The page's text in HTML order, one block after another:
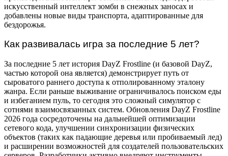
искусственный интеллект зомби в снежных заносах и
добавлены новые виды транспорта, адаптированные для
бездорожья.
Как развивалась игра за последние 5 лет?
За последние 5 лет история DayZ Frostline (и базовой DayZ,
частью которой она является) демонстрирует путь от
сыроватого раннего доступа к отполированному эталону
жанра. Если раньше выживание ограничивалось поиском еды
и избеганием пуль, то сегодня это сложный симулятор с
сотнями взаимосвязанных систем. Обновления DayZ Frostline
2026 года сосредоточены на дальнейшей оптимизации
сетевого кода, улучшении синхронизации физических
объектов (таких как падающие деревья или пробиваемый лед)
и расширении возможностей для создателей пользовательских